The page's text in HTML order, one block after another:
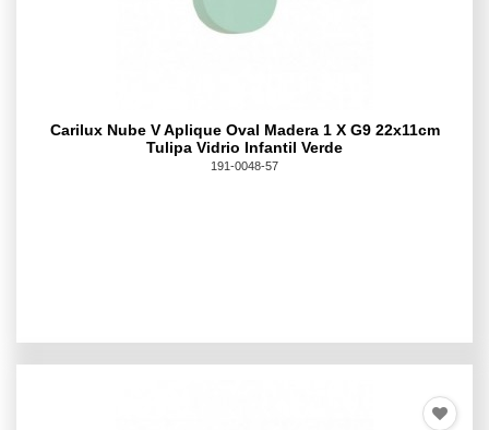
Carilux Nube V Aplique Oval Madera 1 X G9 22x11cm
Tulipa Vidrio Infantil Verde
191-0048-57